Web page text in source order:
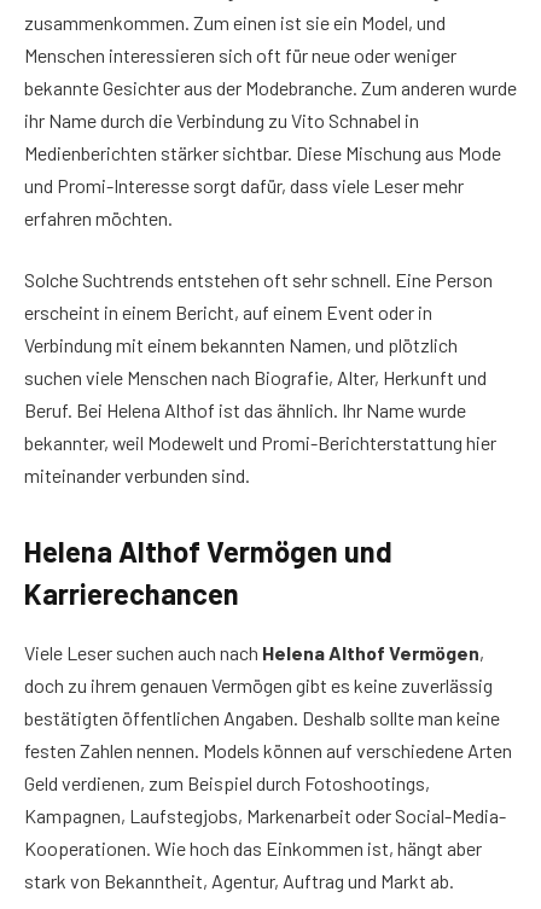
zusammenkommen. Zum einen ist sie ein Model, und
Menschen interessieren sich oft für neue oder weniger
bekannte Gesichter aus der Modebranche. Zum anderen wurde
ihr Name durch die Verbindung zu Vito Schnabel in
Medienberichten stärker sichtbar. Diese Mischung aus Mode
und Promi-Interesse sorgt dafür, dass viele Leser mehr
erfahren möchten.
Solche Suchtrends entstehen oft sehr schnell. Eine Person
erscheint in einem Bericht, auf einem Event oder in
Verbindung mit einem bekannten Namen, und plötzlich
suchen viele Menschen nach Biografie, Alter, Herkunft und
Beruf. Bei Helena Althof ist das ähnlich. Ihr Name wurde
bekannter, weil Modewelt und Promi-Berichterstattung hier
miteinander verbunden sind.
Helena Althof Vermögen und
Karrierechancen
Viele Leser suchen auch nach Helena Althof Vermögen,
doch zu ihrem genauen Vermögen gibt es keine zuverlässig
bestätigten öffentlichen Angaben. Deshalb sollte man keine
festen Zahlen nennen. Models können auf verschiedene Arten
Geld verdienen, zum Beispiel durch Fotoshootings,
Kampagnen, Laufstegjobs, Markenarbeit oder Social-Media-
Kooperationen. Wie hoch das Einkommen ist, hängt aber
stark von Bekanntheit, Agentur, Auftrag und Markt ab.